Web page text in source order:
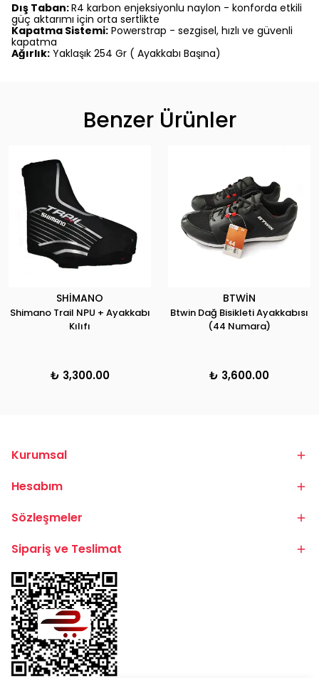
Dış Taban:R4 karbon enjeksiyonlu naylon - konforda etkili
güç aktarımı için orta sertlikte
Kapatma Sistemi: Powerstrap - sezgisel, hızlı ve güvenli
kapatma
Ağırlık: Yaklaşık 254 Gr ( Ayakkabı Başına)
Benzer Ürünler
SHİMANO
Shimano Trail NPU + Ayakkabı
Kılıfı
₺ 3,300.00
BTWİN
Btwin Dağ Bisikleti Ayakkabısı
(44 Numara)
₺ 3,600.00
Kurumsal
Hesabım
Sözleşmeler
Sipariş ve Teslimat